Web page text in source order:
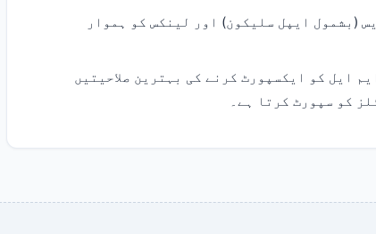
(بشمول ایپل سلیکون) اور لینکس کو ہموار
ایل کو ایکسپورٹ کرنے کی بہترین صلاحیتیں
کو سپورٹ کرتا ہے۔